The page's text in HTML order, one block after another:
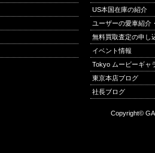
US本国在庫の紹介
ユーザーの愛車紹介
無料買取査定の申し
イベント情報
Tokyo ムービーギャ
東京本店ブログ
社長ブログ
Copyright©